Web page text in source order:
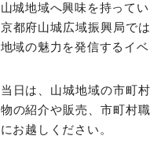
山城地域へ興味を持って
京都府山城広域振興局で
地域の魅力を発信するイ
当日は、山城地域の市町
物の紹介や販売、市町村
にお越しください。